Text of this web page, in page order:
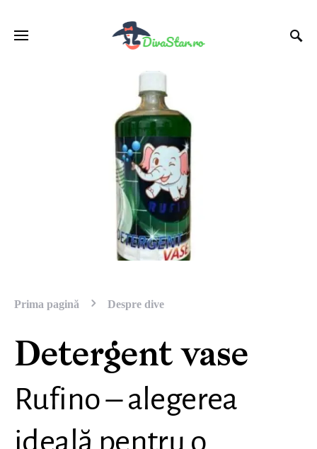
Prima pagină Despre dive
Detergent vase
Rufino – alegerea
ideală pentru o